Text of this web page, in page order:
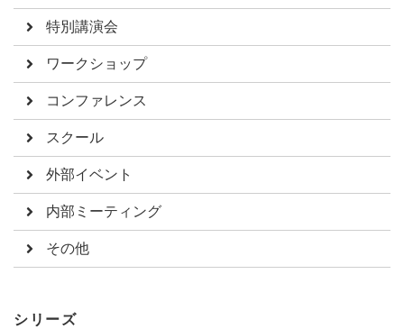
特別講演会
ワークショップ
コンファレンス
スクール
外部イベント
内部ミーティング
その他
シリーズ